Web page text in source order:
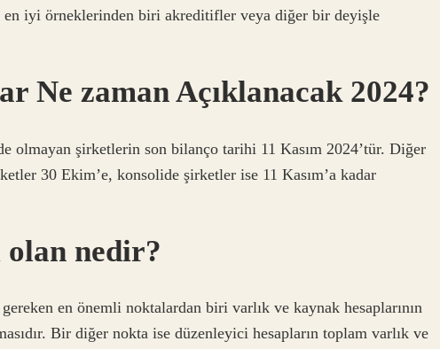
iyi örneklerinden biri akreditifler veya diğer bir deyişle
Ne zaman Açıklanacak 2024?
olmayan şirketlerin son bilanço tarihi 11 Kasım 2024’tür. Diğer
30 Ekim’e, konsolide şirketler ise 11 Kasım’a kadar
nedir?
en önemli noktalardan biri varlık ve kaynak hesaplarının
Bir diğer nokta ise düzenleyici hesapların toplam varlık ve